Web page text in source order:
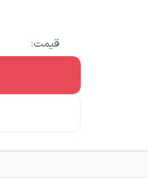
قیمت: